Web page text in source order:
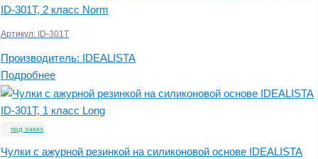
ID-301T, 2 класс Norm
Артикул: ID-301T
Производитель: IDEALISTA
Подробнее
под заказ
Чулки с ажурной резинкой на силиконовой основе IDEALISTA